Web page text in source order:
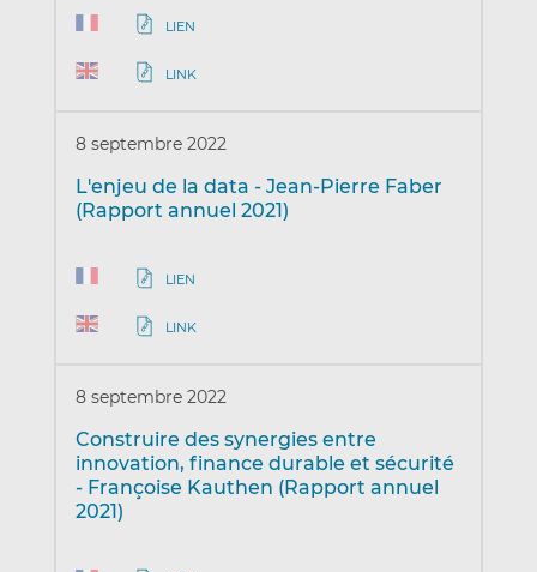
LIEN
LINK
8 septembre 2022
L'enjeu de la data - Jean-Pierre Faber
(Rapport annuel 2021)
LIEN
LINK
8 septembre 2022
Construire des synergies entre
innovation, finance durable et sécurité
- Françoise Kauthen (Rapport annuel
2021)